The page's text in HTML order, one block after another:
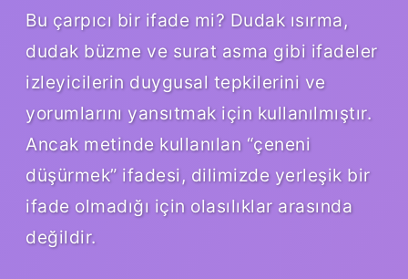
Bu çarpıcı bir ifade mi? Dudak ısırma,
dudak büzme ve surat asma gibi ifadeler
izleyicilerin duygusal tepkilerini ve
yorumlarını yansıtmak için kullanılmıştır.
Ancak metinde kullanılan “çeneni
düşürmek” ifadesi, dilimizde yerleşik bir
ifade olmadığı için olasılıklar arasında
değildir.